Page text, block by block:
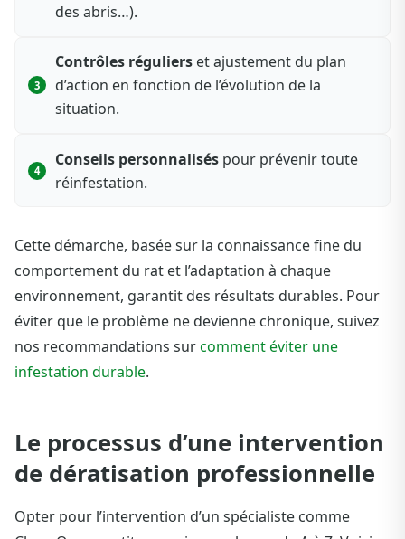
des abris…).
Contrôles réguliers et ajustement du plan
d’action en fonction de l’évolution de la
situation.
Conseils personnalisés pour prévenir toute
réinfestation.
Cette démarche, basée sur la connaissance fine du
comportement du rat et l’adaptation à chaque
environnement, garantit des résultats durables. Pour
éviter que le problème ne devienne chronique, suivez
nos recommandations surcomment éviter une
infestation durable.
Le processus d’une intervention
de dératisation professionnelle
Opter pour l’intervention d’un spécialiste comme